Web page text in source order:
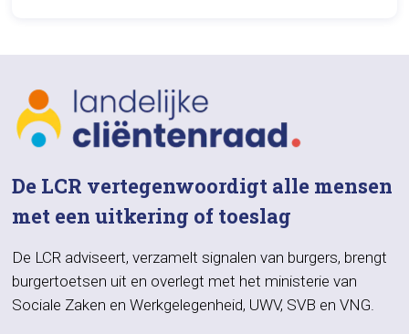
De LCR vertegenwoordigt alle mensen
met een uitkering of toeslag
De LCR adviseert, verzamelt signalen van burgers, brengt
burgertoetsen uit en overlegt met het ministerie van
Sociale Zaken en Werkgelegenheid, UWV, SVB en VNG.